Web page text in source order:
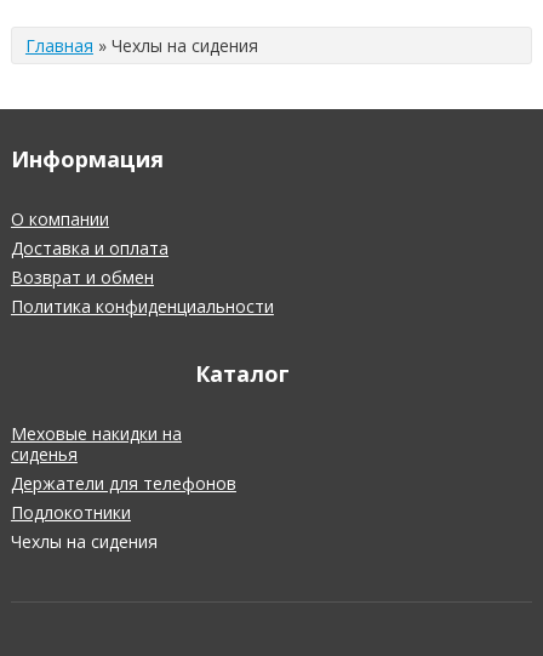
Главная » Чехлы на сидения
Информация
О компании
Доставка и оплата
Возврат и обмен
Политика конфиденциальности
Каталог
Меховые накидки на
сиденья
Держатели для телефонов
Подлокотники
Чехлы на сидения